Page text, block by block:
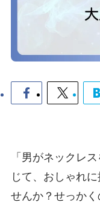
「男がネックレ
じて、おしゃれ
せんか？せっか